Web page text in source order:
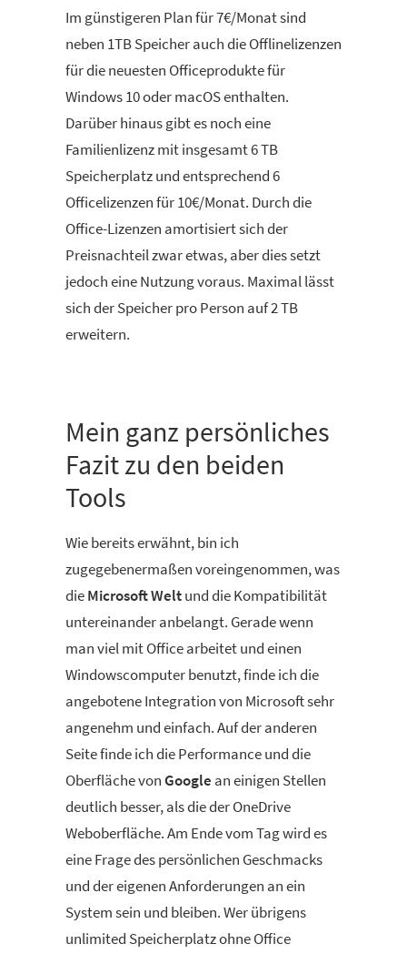
Im günstigeren Plan für 7€/Monat sind
neben 1TB Speicher auch die Offlinelizenzen
für die neuesten Officeprodukte für
Windows 10 oder macOS enthalten.
Darüber hinaus gibt es noch eine
Familienlizenz mit insgesamt 6 TB
Speicherplatz und entsprechend 6
Officelizenzen für 10€/Monat. Durch die
Office-Lizenzen amortisiert sich der
Preisnachteil zwar etwas, aber dies setzt
jedoch eine Nutzung voraus. Maximal lässt
sich der Speicher pro Person auf 2 TB
erweitern.
Mein ganz persönliches
Fazit zu den beiden
Tools
Wie bereits erwähnt, bin ich
zugegebenermaßen voreingenommen, was
dieMicrosoft Weltund die Kompatibilität
untereinander anbelangt. Gerade wenn
man viel mit Office arbeitet und einen
Windowscomputer benutzt, finde ich die
angebotene Integration von Microsoft sehr
angenehm und einfach. Auf der anderen
Seite finde ich die Performance und die
Oberfläche vonGoogle an einigen Stellen
deutlich besser, als die der OneDrive
Weboberfläche. Am Ende vom Tag wird es
eine Frage des persönlichen Geschmacks
und der eigenen Anforderungen an ein
System sein und bleiben. Wer übrigens
unlimited Speicherplatz ohne Office